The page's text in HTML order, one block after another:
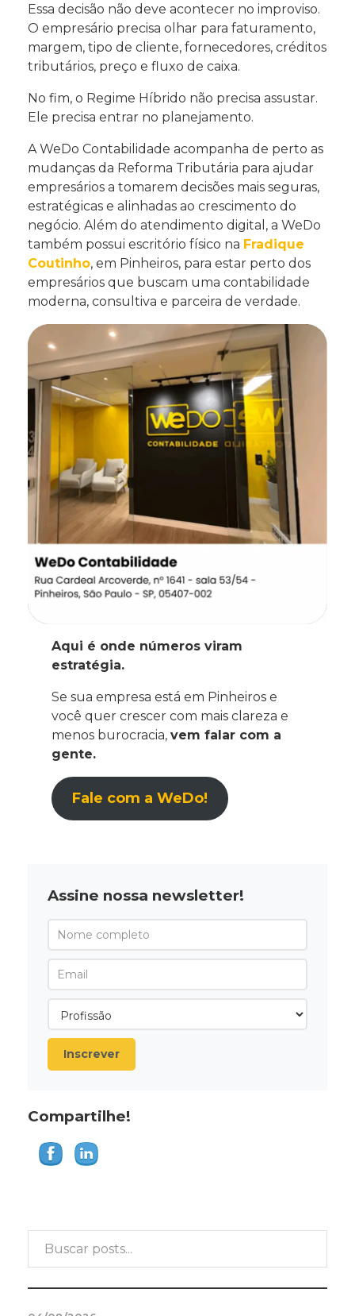
Essa decisão não deve acontecer no improviso.
O empresário precisa olhar para faturamento,
margem, tipo de cliente, fornecedores, créditos
tributários, preço e fluxo de caixa.
No fim, o Regime Híbrido não precisa assustar.
Ele precisa entrar no planejamento.
A WeDo Contabilidade acompanha de perto as
mudanças da Reforma Tributária para ajudar
empresários a tomarem decisões mais seguras,
estratégicas e alinhadas ao crescimento do
negócio. Além do atendimento digital, a WeDo
também possui escritório físico na Fradique
Coutinho, em Pinheiros, para estar perto dos
empresários que buscam uma contabilidade
moderna, consultiva e parceira de verdade.
Aqui é onde números viram
estratégia.
Se sua empresa está em Pinheiros e
você quer crescer com mais clareza e
menos burocracia,vem falar com a
gente.
Fale com a WeDo!
Assine nossa newsletter!
Inscrever
Compartilhe!